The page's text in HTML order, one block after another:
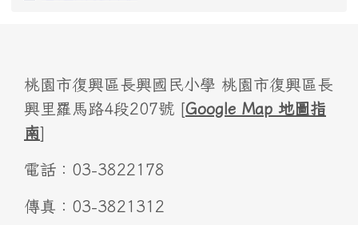
桃園市復興區長興國民小學 桃園市復興區長
興里羅馬路4段207號 [Google Map 地圖指
南]
電話：03-3822178
傳真：03-3821312